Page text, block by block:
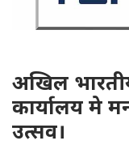
अखिल
कार्यालय मे
उत्सव।